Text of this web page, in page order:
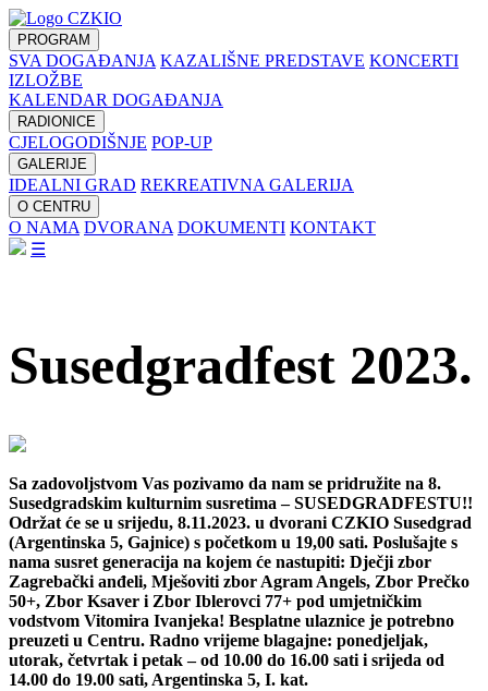
PROGRAM
SVA DOGAĐANJA KAZALIŠNE PREDSTAVE KONCERTI
IZLOŽBE
KALENDAR DOGAĐANJA
RADIONICE
CJELOGODIŠNJE POP-UP
GALERIJE
IDEALNI GRAD REKREATIVNA GALERIJA
O CENTRU
O NAMA DVORANA DOKUMENTI KONTAKT
☰
Susedgradfest 2023.
Sa zadovoljstvom Vas pozivamo da nam se pridružite na 8.
Susedgradskim kulturnim susretima – SUSEDGRADFESTU!!
Održat će se u srijedu, 8.11.2023. u dvorani CZKIO Susedgrad
(Argentinska 5, Gajnice) s početkom u 19,00 sati. Poslušajte s
nama susret generacija na kojem će nastupiti: Dječji zbor
Zagrebački anđeli, Mješoviti zbor Agram Angels, Zbor Prečko
50+, Zbor Ksaver i Zbor Iblerovci 77+ pod umjetničkim
vodstvom Vitomira Ivanjeka! Besplatne ulaznice je potrebno
preuzeti u Centru. Radno vrijeme blagajne: ponedjeljak,
utorak, četvrtak i petak – od 10.00 do 16.00 sati i srijeda od
14.00 do 19.00 sati, Argentinska 5, I. kat.